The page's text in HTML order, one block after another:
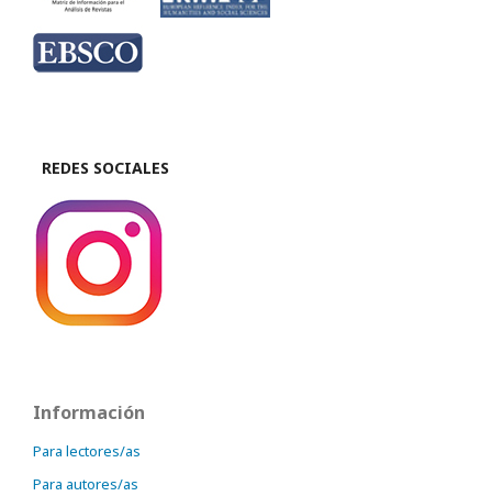
REDES SOCIALES
Información
Para lectores/as
Para autores/as